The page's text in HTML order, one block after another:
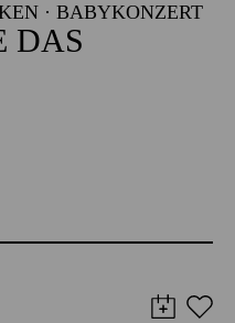
· BABYKONZERT
DAS